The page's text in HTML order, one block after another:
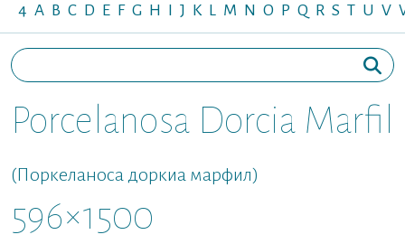
4 A B C D E F G H I J K L M N O P Q R S T U V
Porcelanosa Dorcia Marfil
(Поркеланоса доркиа марфил)
596×1500